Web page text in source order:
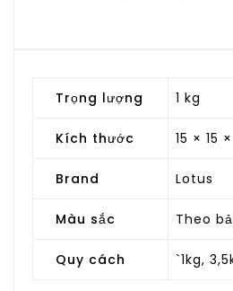
Trọng lượng 1 kg
Kích thước 15 × 15
Brand Lotus
Màu sắc Theo
Quy cách `1kg,